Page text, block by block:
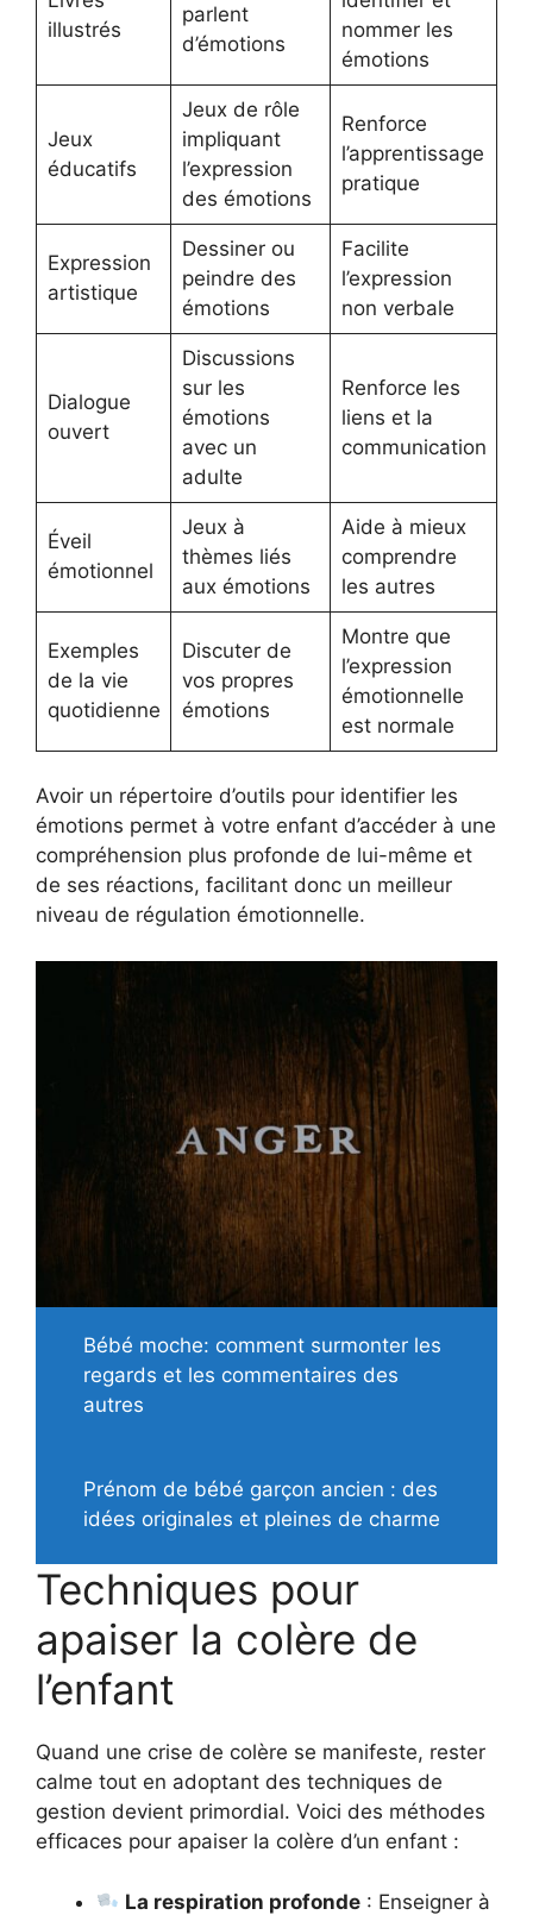
illustrés
parlent
d’émotions
nommer les
émotions
Jeux
éducatifs
Jeux de rôle
impliquant
l’expression
des émotions
Renforce
l’apprentissage
pratique
Expression
artistique
Dessiner ou
peindre des
émotions
Facilite
l’expression
non verbale
Dialogue
ouvert
Discussions
sur les
émotions
avec un
adulte
Renforce les
liens et la
communication
Éveil
émotionnel
Jeux à
thèmes liés
aux émotions
Aide à mieux
comprendre
les autres
Exemples
de la vie
quotidienne
Discuter de
vos propres
émotions
Montre que
l’expression
émotionnelle
est normale
Avoir un répertoire d’outils pour identifier les
émotions permet à votre enfant d’accéder à une
compréhension plus profonde de lui-même et
de ses réactions, facilitant donc un meilleur
niveau de régulation émotionnelle.
Bébé moche: comment surmonter les
regards et les commentaires des
autres
Prénom de bébé garçon ancien : des
idées originales et pleines de charme
Techniques pour
apaiser la colère de
l’enfant
Quand une crise de colère se manifeste, rester
calme tout en adoptant des techniques de
gestion devient primordial. Voici des méthodes
efficaces pour apaiser la colère d’un enfant :
La respiration profonde : Enseigner à